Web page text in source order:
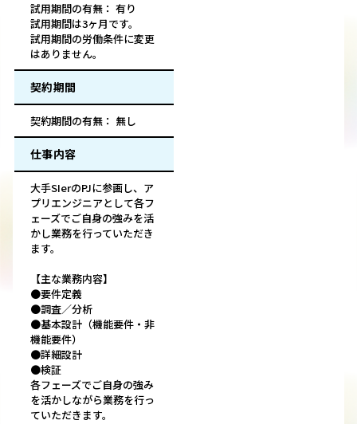
試用期間の有無： 有り
試用期間は3ヶ月です。
試用期間の労働条件に変更
はありません。
契約期間
契約期間の有無： 無し
仕事内容
大手SIerのPJに参画し、ア
プリエンジニアとして各フ
ェーズでご自身の強みを活
かし業務を行っていただき
ます。
【主な業務内容】
●要件定義
●調査／分析
●基本設計（機能要件・非
機能要件）
●詳細設計
●検証
各フェーズでご自身の強み
を活かしながら業務を行っ
ていただきます。